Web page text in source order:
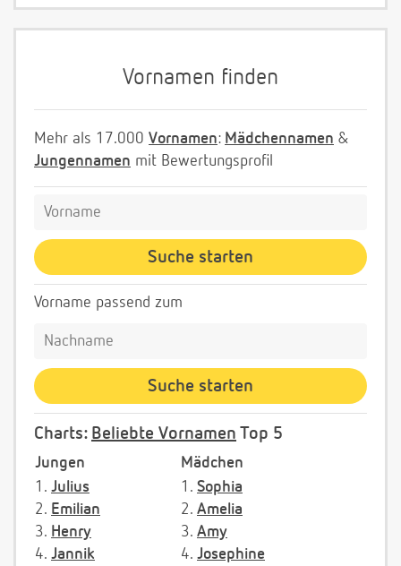
Vornamen finden
Mehr als 17.000 Vornamen: Mädchennamen &
Jungennamen mit Bewertungsprofil
Vorname passend zum
Charts: Beliebte Vornamen Top 5
Jungen
Mädchen
1. Julius
2. Emilian
3. Henry
4. Jannik
1. Sophia
2. Amelia
3. Amy
4. Josephine